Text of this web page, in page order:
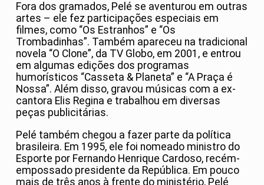
Fora dos gramados, Pelé se aventurou em outras
artes – ele fez participações especiais em
filmes, como “Os Estranhos” e “Os
Trombadinhas”. Também apareceu na tradicional
novela “O Clone”, da TV Globo, em 2001, e entrou
em algumas edições dos programas
humorísticos “Casseta & Planeta” e “A Praça é
Nossa”. Além disso, gravou músicas com a ex-
cantora Elis Regina e trabalhou em diversas
peças publicitárias.
Pelé também chegou a fazer parte da política
brasileira. Em 1995, ele foi nomeado ministro do
Esporte por Fernando Henrique Cardoso, recém-
empossado presidente da República. Em pouco
mais de três anos à frente do ministério, Pelé